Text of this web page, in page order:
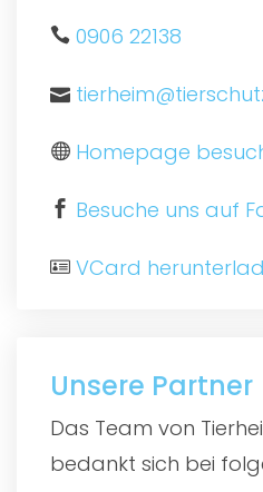
0906 22138
Homepage
Besuche uns auf
VCard
Unsere Partner
Das Team von
bedankt sich bei